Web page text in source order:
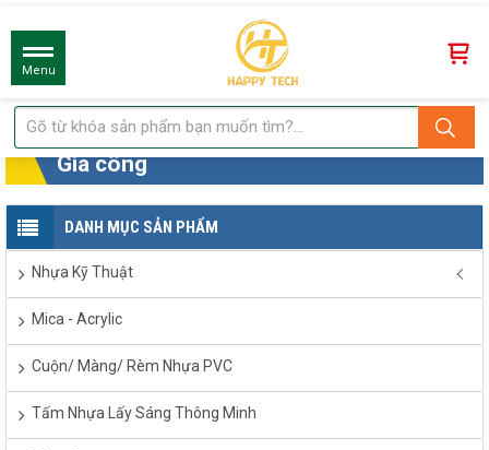
Menu
Gia công
DANH MỤC SẢN PHẨM
Nhựa Kỹ Thuật
Mica - Acrylic
Cuộn/ Màng/ Rèm Nhựa PVC
Tấm Nhựa Lấy Sáng Thông Minh